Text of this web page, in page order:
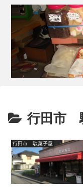
行田市
行田市 駄菓子屋